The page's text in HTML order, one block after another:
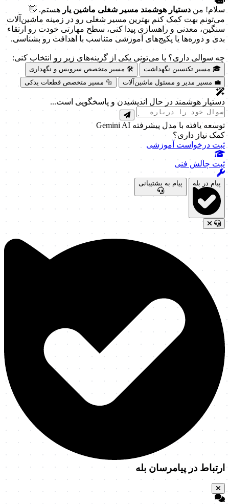
سلام! من دستیار هوشمند مسیر شغلی ماشین یار هستم. 👋
می‌تونم بهت کمک کنم بهترین مسیر شغلی رو در زمینه ماشین‌آلات
سنگین، معدنی و راهسازی پیدا کنی، سطح مهارتی خودت رو ارتقاء
بدی و دوره‌ها یا پکیج‌های آموزشی متناسب با اهدافت رو بشناسی.
چه سوالی داری؟ یا می‌تونی یکی از گزینه‌های زیر رو انتخاب کنی:
🎓 مسیر تکنسین نگهداشت
🛠️ مسیر متخصص سرویس و نگهداری
💼 مسیر مدیر و مسئول ماشین‌آلات
🔩 مسیر متخصص قطعات یدکی
دستیار هوشمند در حال اندیشیدن و پاسخگویی است...
توسعه یافته با مدل پیشرفته Gemini AI
کمک نیاز داری؟
ثبت درخواست آموزشی
ثبت چالش فنی
پیام در بله پیام به پشتیبانی
ارتباط در پیامرسان بله